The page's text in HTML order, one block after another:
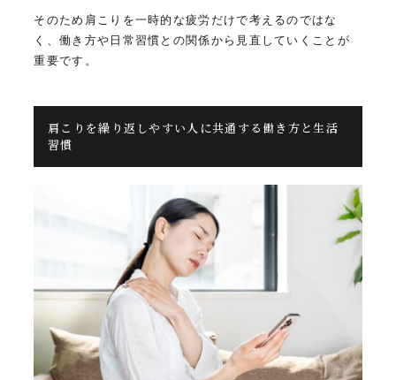
そのため肩こりを一時的な疲労だけで考えるのではな
く、働き方や日常習慣との関係から見直していくことが
重要です。
肩こりを繰り返しやすい人に共通する働き方と生活
習慣